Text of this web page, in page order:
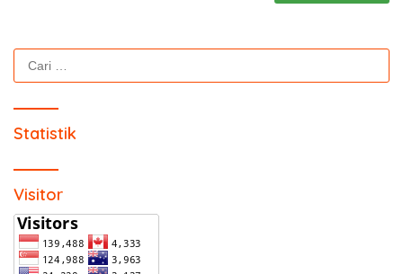
Cari
untuk:
Statistik
Visitor